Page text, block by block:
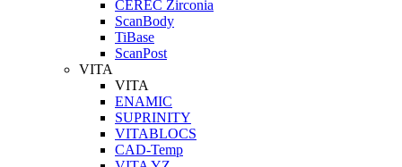
CEREC Zirconia
ScanBody
TiBase
ScanPost
VITA
VITA
ENAMIC
SUPRINITY
VITABLOCS
CAD-Temp